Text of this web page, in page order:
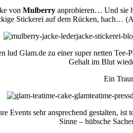
von Mulberryanprobieren… Und sie
Stickerei auf dem Rücken, hach…
Glam.de zu einer super netten
Gehalt im Blut
Ein
Events sehr ansprechend gestalten,
Sinne – hübsche